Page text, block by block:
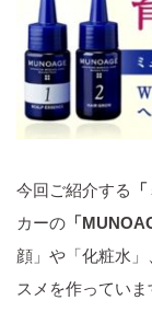
今回ご紹介する
カーの 「
顔」や「化粧水
スメを作っていま